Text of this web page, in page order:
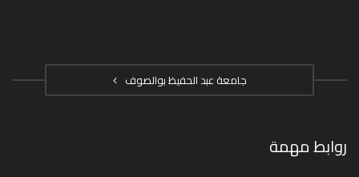
جامعة عبد الحفيظ بوالصوف
روابط مهمة